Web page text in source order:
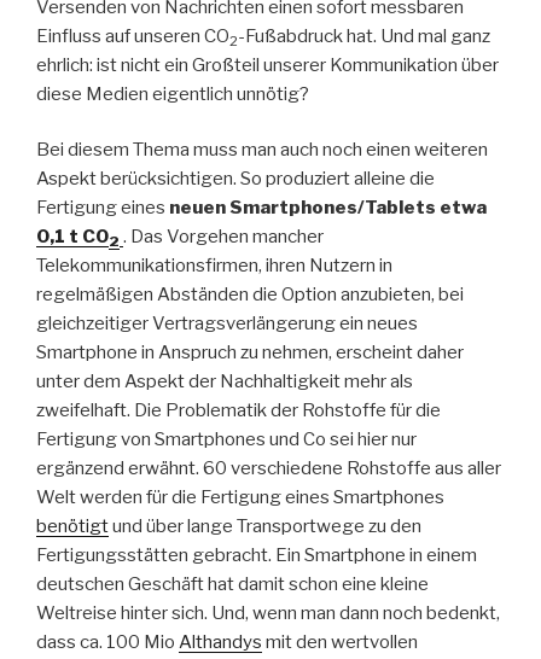
Versenden von Nachrichten einen sofort messbaren
Einfluss auf unseren CO2-Fußabdruck hat. Und mal ganz
ehrlich: ist nicht ein Großteil unserer Kommunikation über
diese Medien eigentlich unnötig?
Bei diesem Thema muss man auch noch einen weiteren
Aspekt berücksichtigen. So produziert alleine die
Fertigung eines neuen Smartphones/Tablets etwa
0,1 t CO2 . Das Vorgehen mancher
Telekommunikationsfirmen, ihren Nutzern in
regelmäßigen Abständen die Option anzubieten, bei
gleichzeitiger Vertragsverlängerung ein neues
Smartphone in Anspruch zu nehmen, erscheint daher
unter dem Aspekt der Nachhaltigkeit mehr als
zweifelhaft. Die Problematik der Rohstoffe für die
Fertigung von Smartphones und Co sei hier nur
ergänzend erwähnt. 60 verschiedene Rohstoffe aus aller
Welt werden für die Fertigung eines Smartphones
benötigtund über lange Transportwege zu den
Fertigungsstätten gebracht. Ein Smartphone in einem
deutschen Geschäft hat damit schon eine kleine
Weltreise hinter sich. Und, wenn man dann noch bedenkt,
dass ca. 100 Mio Althandys mit den wertvollen